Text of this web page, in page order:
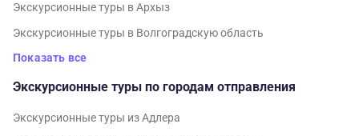
Экскурсионные туры в Архыз
Экскурсионные туры в Волгоградскую область
Показать все
Экскурсионные туры по городам отправления
Экскурсионные туры из Адлера